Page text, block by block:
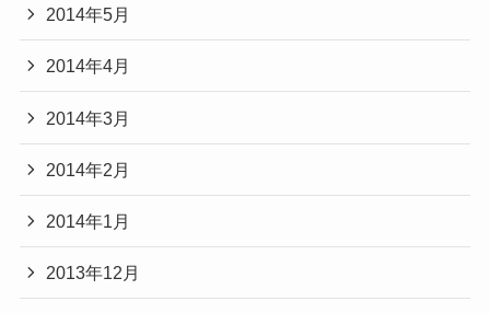
2014年5月
2014年4月
2014年3月
2014年2月
2014年1月
2013年12月